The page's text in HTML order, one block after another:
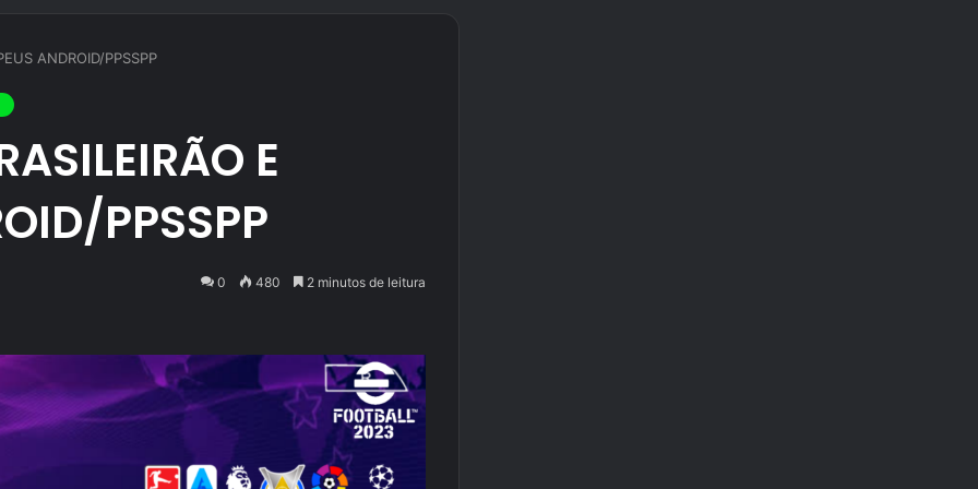
ANDROID/PPSSPP
E
PPSSPP
0 480 2 minutos de leitura